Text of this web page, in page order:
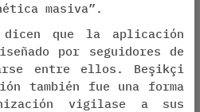
masiva”.
dicen que la aplicación
por seguidores de
entre ellos. Beşikçi
también fue una forma
vigilase a sus